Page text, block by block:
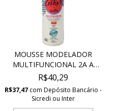
MOUSSE MODELADOR
MULTIFUNCIONAL 2A A
4C...
R$40,29
R$37,47 com Depósito Bancário -
Sicredi ou Inter